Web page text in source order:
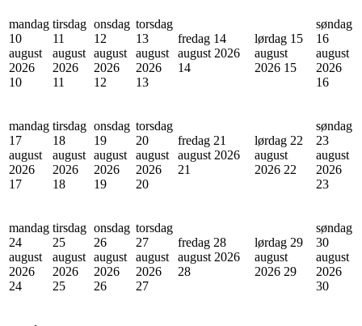
mandag
10
august
2026
10
tirsdag
11
august
2026
11
onsdag
12
august
2026
12
torsdag
13
august
2026
13
fredag 14
august 2026
14
lørdag 15
august
2026 15
søndag
16
august
2026
16
mandag
17
august
2026
17
tirsdag
18
august
2026
18
onsdag
19
august
2026
19
torsdag
20
august
2026
20
fredag 21
august 2026
21
lørdag 22
august
2026 22
søndag
23
august
2026
23
mandag
24
august
2026
24
tirsdag
25
august
2026
25
onsdag
26
august
2026
26
torsdag
27
august
2026
27
fredag 28
august 2026
28
lørdag 29
august
2026 29
søndag
30
august
2026
30